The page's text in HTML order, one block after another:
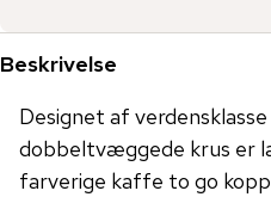
Beskrivelse
Designet af
dobbeltvæggede krus er
farverige kaffe to go